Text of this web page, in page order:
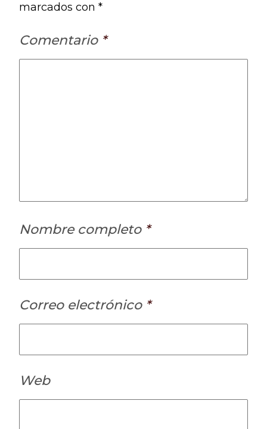
marcados con *
Comentario *
Nombre completo *
Correo electrónico *
Web